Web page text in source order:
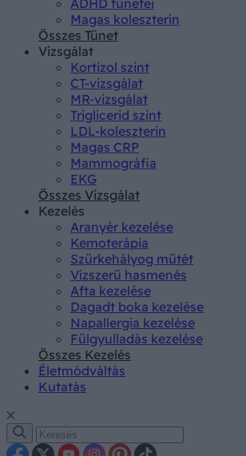
Magas koleszterin
Összes Tünet
Vizsgálat
Kortizol szint
CT-vizsgálat
MR-vizsgálat
Triglicerid szint
LDL-koleszterin
Magas CRP
Mammográfia
EKG
Összes Vizsgálat
Kezelés
Aranyér kezelése
Kemoterápia
Szürkehályog műtét
Vízszerű hasmenés
Afta kezelése
Dagadt boka kezelése
Napallergia kezelése
Fülgyulladás kezelése
Összes Kezelés
Életmódváltás
Kutatás